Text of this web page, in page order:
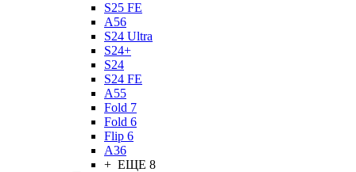
S25 FE
A56
S24 Ultra
S24+
S24
S24 FE
A55
Fold 7
Fold 6
Flip 6
A36
+ ЕЩЕ 8